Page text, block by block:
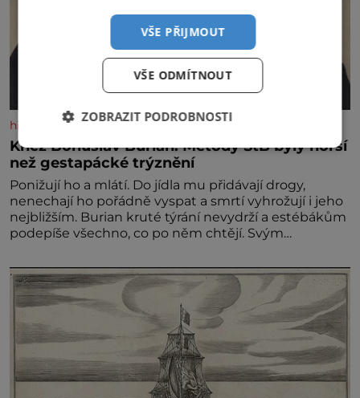
historyplus.cz
Kněz Bohuslav Burian: Metody StB byly horší
než gestapácké trýznění
Ponižují ho a mlátí. Do jídla mu přidávají drogy,
nenechají ho pořádně vyspat a smrtí vyhrožují i jeho
nejbližším. Burian kruté týrání nevydrží a estébákům
podepíše všechno, co po něm chtějí. Svým
výslechů nikdo nevyvíjel fyzický ani psychický nátlak.
Syn brněnského řezníka chce být knězem a
VŠE PŘIJMOUT
VŠE ODMÍTNOUT
ZOBRAZIT PODROBNOSTI